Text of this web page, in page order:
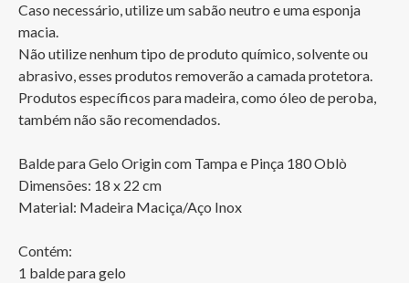
Caso necessário, utilize um sabão neutro e uma esponja
macia.
Não utilize nenhum tipo de produto químico, solvente ou
abrasivo, esses produtos removerão a camada protetora.
Produtos específicos para madeira, como óleo de peroba,
também não são recomendados.
Balde para Gelo Origin com Tampa e Pinça 180 Oblò
Dimensões: 18 x 22 cm
Material: Madeira Maciça/Aço Inox
Contém:
1 balde para gelo